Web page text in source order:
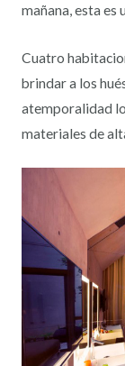
mañana, esta es
Cuatro
brindar a los
atemporalidad
materiales de